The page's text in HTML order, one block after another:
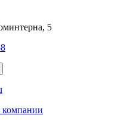
5
компании